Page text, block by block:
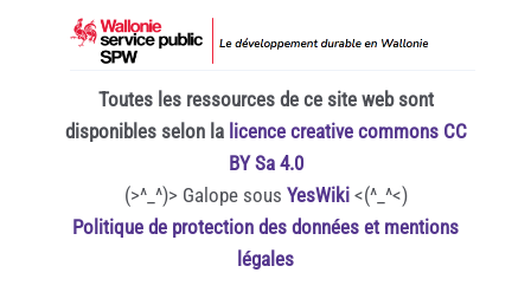
Toutes les ressources de ce site web sont
disponibles selon la licence creative commons CC
BY Sa 4.0
(>^_^)> Galope sous YesWiki<(^_^<)
Politique de protection des données et mentions
légales